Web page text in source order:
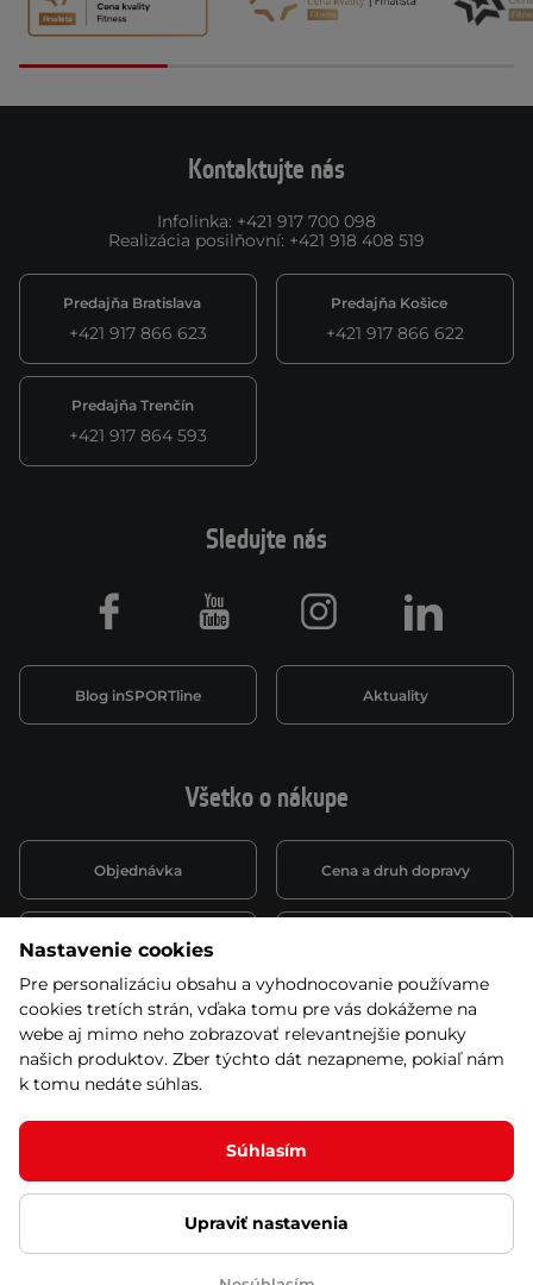
Kontaktujte nás
Infolinka: +421 917 700 098
Realizácia posilňovní: +421 918 408 519
Predajňa Bratislava
+421 917 866 623
Predajňa Košice
+421 917 866 622
Predajňa Trenčín
+421 917 864 593
Všetko o nákupe
Objednávka Cena a druh dopravy
Spôsob platby
Montáž a servis Reklamácie a záruka
Kariéra
Sledujte nás
Blog inSPORTline Aktuality
Facebook Youtube Instagram LinkedIn
© 2026 Stores inSPORTline SK, s.r.o. Všetky práva vyhradené
Ochrana osobných údajov Nastavenie cookies
Nastavenie cookies
Pre personalizáciu obsahu a vyhodnocovanie používame
cookies tretích strán, vďaka tomu pre vás dokážeme na
webe aj mimo neho zobrazovať relevantnejšie ponuky
našich produktov. Zber týchto dát nezapneme, pokiaľ nám
k tomu nedáte súhlas.
Súhlasím
Upraviť nastavenia